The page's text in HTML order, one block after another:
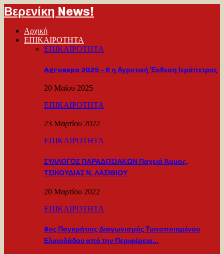
Βερενίκη News!
Αρχική
ΕΠΙΚΑΙΡΟΤΗΤΑ
ΕΠΙΚΑΙΡΟΤΗΤΑ
Agroexpo 2025 – 6 η Αγροτική Έκθεση Ιεράπετρας
20 Μαΐου 2025
ΕΠΙΚΑΙΡΟΤΗΤΑ
23 Μαρτίου 2022
ΕΠΙΚΑΙΡΟΤΗΤΑ
ΣΥΛΛΟΓΟΣ ΠΑΡΑΔΟΣΙΑΚΩΝ Παχειά Άμμος,
ΤΣΙΚΟΥΔΙΑΣ Ν. ΛΑΣΙΘΙΟΥ
20 Μαρτίου 2022
ΕΠΙΚΑΙΡΟΤΗΤΑ
8ος Παγκρήτιος Διαγωνισμός Τυποποιημένου
Ελαιολάδου από την Περιφέρεια…